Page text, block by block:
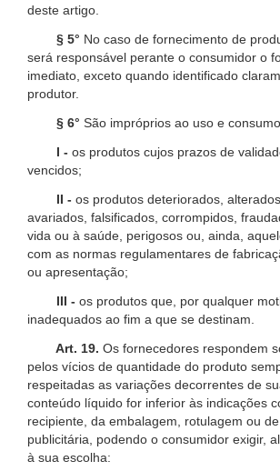
deste artigo.
§ 5° No caso de fornecimento de
será responsável perante o consumidor o
imediato, exceto quando identificado
produtor.
§ 6° São impróprios ao uso e
I - os produtos cujos prazos de
vencidos;
II - os produtos deteriorados,
avariados, falsificados, corrompidos,
vida ou à saúde, perigosos ou, ainda,
com as normas regulamentares de
ou apresentação;
III - os produtos que, por qualquer
inadequados ao fim a que se destinam.
Art. 19. Os fornecedores respondem
pelos vícios de quantidade do produto
respeitadas as variações decorrentes de
conteúdo líquido for inferior às indicações
recipiente, da embalagem, rotulagem ou
publicitária, podendo o consumidor exigir,
à sua escolha: